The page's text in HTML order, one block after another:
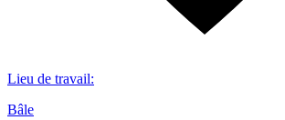
Lieu de travail:
Bâle